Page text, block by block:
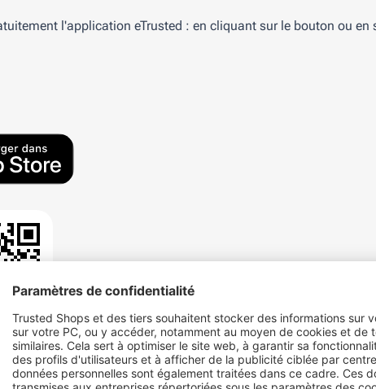
l'application eTrusted : en cliquant sur le bouton ou en